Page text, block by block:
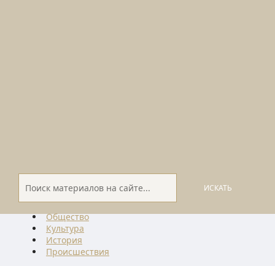
ИСКАТЬ
Общество
Культура
История
Проиcшествия